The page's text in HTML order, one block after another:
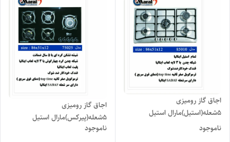
اجاق گاز رومیزی
۵شعله(استیل)مارال استیل
مدل۸۵۰۳۵
ناموجود
اجاق گاز رومیزی
۵شعله(پیرکس)مارال استیل
مدل۷۵۰۲۵
ناموجود